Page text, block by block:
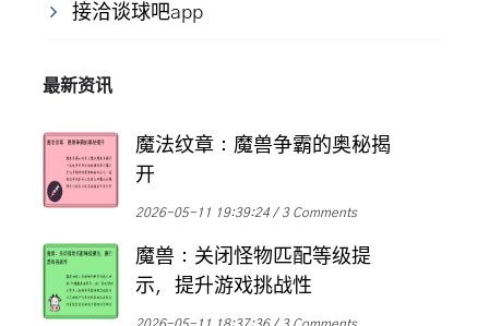
接洽谈球吧app
最新资讯
魔法纹章：魔兽争霸的奥秘揭
开
2026-05-11 19:39:24 3 Comments
魔兽：关闭怪物匹配等级提
示，提升游戏挑战性